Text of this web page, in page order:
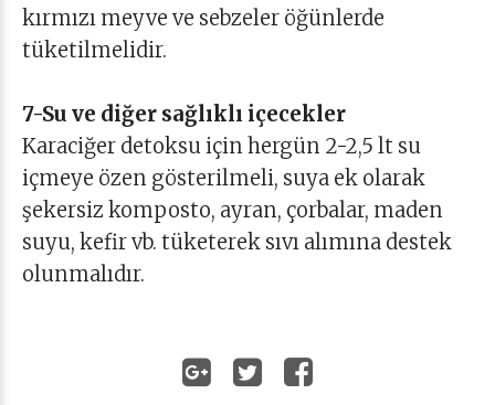
kırmızı meyve ve sebzeler öğünlerde
tüketilmelidir.
7-Su ve diğer sağlıklı içecekler
Karaciğer detoksu için hergün 2-2,5 lt su
içmeye özen gösterilmeli, suya ek olarak
şekersiz komposto, ayran, çorbalar, maden
suyu, kefir vb. tüketerek sıvı alımına destek
olunmalıdır.